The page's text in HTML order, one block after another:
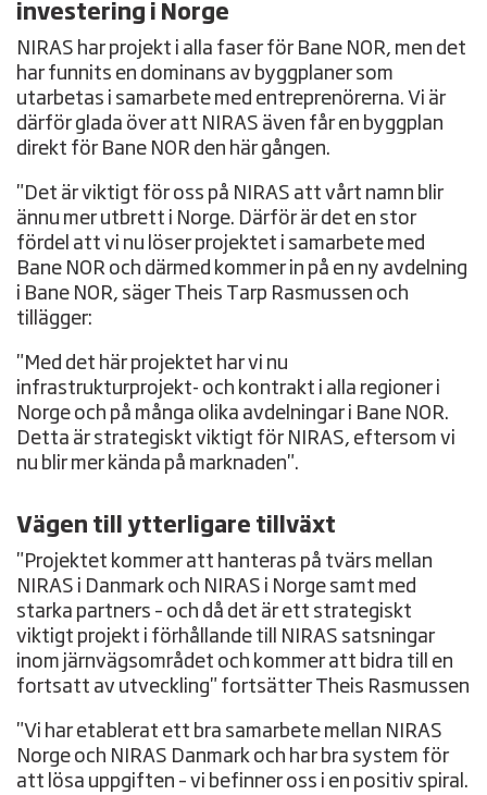
investering i Norge
NIRAS har projekt i alla faser för Bane NOR, men det
har funnits en dominans av byggplaner som
utarbetas i samarbete med entreprenörerna. Vi är
därför glada över att NIRAS även får en byggplan
direkt för Bane NOR den här gången.
"Det är viktigt för oss på NIRAS att vårt namn blir
ännu mer utbrett i Norge. Därför är det en stor
fördel att vi nu löser projektet i samarbete med
Bane NOR och därmed kommer in på en ny avdelning
i Bane NOR, säger Theis Tarp Rasmussen och
tillägger:
"Med det här projektet har vi nu
infrastrukturprojekt- och kontrakt i alla regioner i
Norge och på många olika avdelningar i Bane NOR.
Detta är strategiskt viktigt för NIRAS, eftersom vi
nu blir mer kända på marknaden".
Vägen till ytterligare tillväxt
"Projektet kommer att hanteras på tvärs mellan
NIRAS i Danmark och NIRAS i Norge samt med
starka partners – och då det är ett strategiskt
viktigt projekt i förhållande till NIRAS satsningar
inom järnvägsområdet och kommer att bidra till en
fortsatt av utveckling" fortsätter Theis Rasmussen
"Vi har etablerat ett bra samarbete mellan NIRAS
Norge och NIRAS Danmark och har bra system för
att lösa uppgiften – vi befinner oss i en positiv spiral.